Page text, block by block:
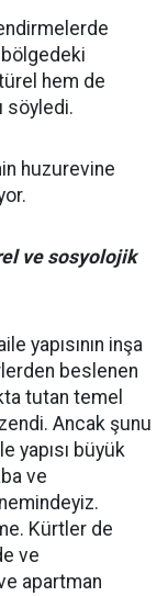
bölgedeki
hem de
söyledi.
huzurevine
ve sosyolojik
yapısının inşa
beslenen
tutan temel
Ancak şunu
yapısı büyük
ve
Kürtler de
ve
apartman